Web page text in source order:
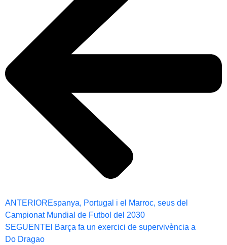
ANTERIOREspanya, Portugal i el Marroc, seus del
Campionat Mundial de Futbol del 2030
SEGUENTEl Barça fa un exercici de supervivència a
Do Dragao